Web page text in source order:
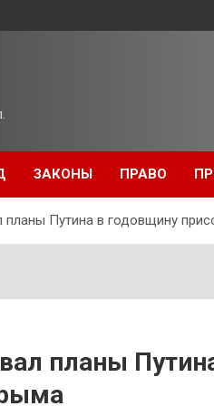
ЗАКОНЫ ПРАВО
планы Путина в годовщину
планы